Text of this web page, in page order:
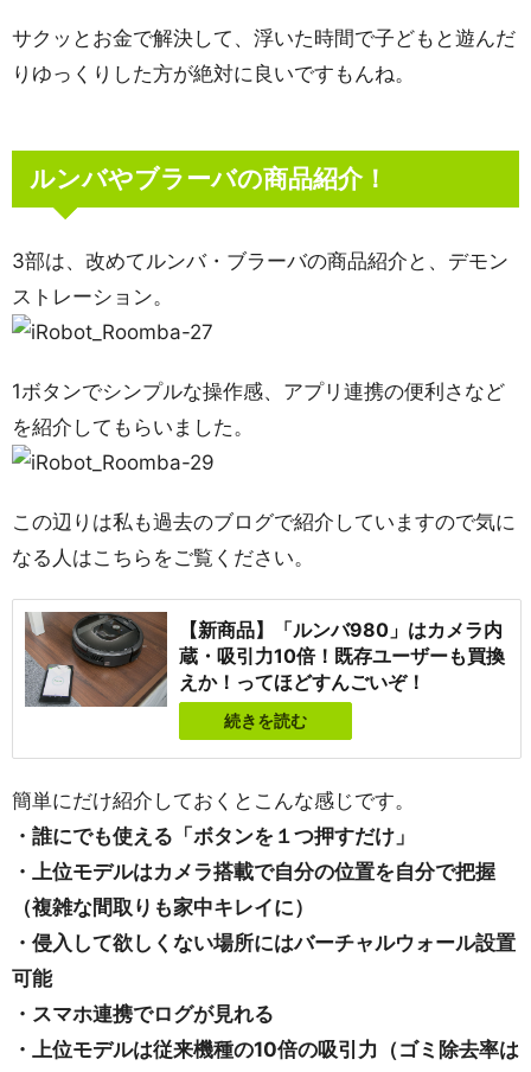
サクッとお金で解決して、浮いた時間で子どもと遊んだ
りゆっくりした方が絶対に良いですもんね。
ルンバやブラーバの商品紹介！
3部は、改めてルンバ・ブラーバの商品紹介と、デモン
ストレーション。
1ボタンでシンプルな操作感、アプリ連携の便利さなど
を紹介してもらいました。
この辺りは私も過去のブログで紹介していますので気に
なる人はこちらをご覧ください。
【新商品】「ルンバ980」はカメラ内
蔵・吸引力10倍！既存ユーザーも買換
えか！ってほどすんごいぞ！
続きを読む
簡単にだけ紹介しておくとこんな感じです。
・誰にでも使える「ボタンを１つ押すだけ」
・上位モデルはカメラ搭載で自分の位置を自分で把握
（複雑な間取りも家中キレイに）
・侵入して欲しくない場所にはバーチャルウォール設置
可能
・スマホ連携でログが見れる
・上位モデルは従来機種の10倍の吸引力（ゴミ除去率は